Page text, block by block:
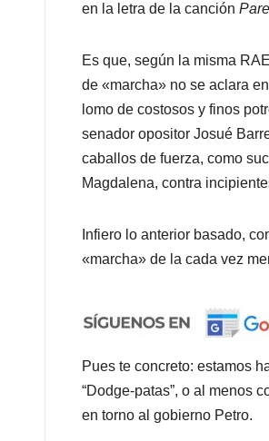
en la letra de la canción
Es que, según la misma
de «marcha» no se aclara
lomo de costosos y finos
senador opositor Josué
caballos de fuerza, como
Magdalena, contra
Infiero lo anterior basado,
«marcha» de la cada vez
Pues te concreto: estamos
“Dodge-patas”, o al menos
en torno al gobierno Petro.